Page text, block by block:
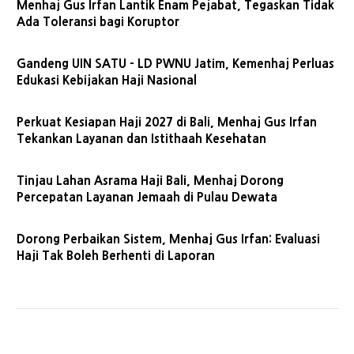
Menhaj Gus Irfan Lantik Enam Pejabat, Tegaskan Tidak
Ada Toleransi bagi Koruptor
Gandeng UIN SATU - LD PWNU Jatim, Kemenhaj Perluas
Edukasi Kebijakan Haji Nasional
Perkuat Kesiapan Haji 2027 di Bali, Menhaj Gus Irfan
Tekankan Layanan dan Istithaah Kesehatan
Tinjau Lahan Asrama Haji Bali, Menhaj Dorong
Percepatan Layanan Jemaah di Pulau Dewata
Dorong Perbaikan Sistem, Menhaj Gus Irfan: Evaluasi
Haji Tak Boleh Berhenti di Laporan